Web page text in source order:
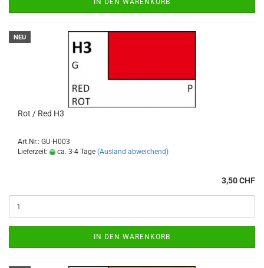
IN DEN WARENKORB
NEU
Rot / Red H3
Art.Nr.: GU-H003
Lieferzeit:
ca. 3-4 Tage (Ausland abweichend)
3,50 CHF
IN DEN WARENKORB